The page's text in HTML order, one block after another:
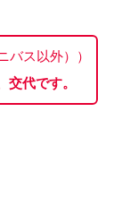
バス以外））
代です。